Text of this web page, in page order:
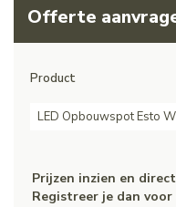
Offerte
Product
LED Opbouwspot Esto
Prijzen inzien en
Registreer je dan voor